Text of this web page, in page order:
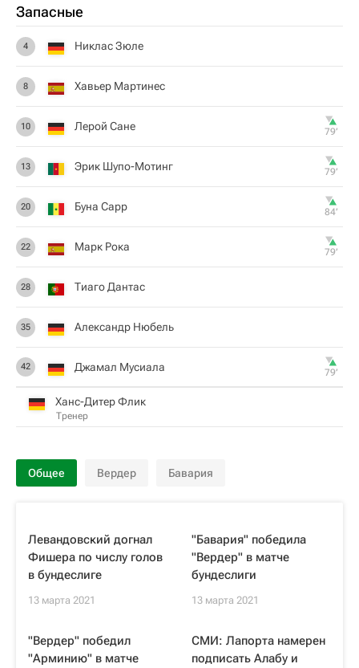
Запасные
4 Никлас Зюле
8 Хавьер Мартинес
10 Лерой Сане 79‎’‎
13 Эрик Шупо-Мотинг 79‎’‎
20 Буна Сарр 84‎’‎
22 Марк Рока 79‎’‎
28 Тиаго Дантас
35 Александр Нюбель
42 Джамал Мусиала 79‎’‎
Ханс-Дитер Флик
Тренер
Общее Вердер Бавария
Левандовский догнал
Фишера по числу голов
в бундеслиге
13 марта 2021
"Бавария" победила
"Вердер" в матче
бундеслиги
13 марта 2021
"Вердер" победил
"Арминию" в матче
СМИ: Лапорта намерен
подписать Алабу и